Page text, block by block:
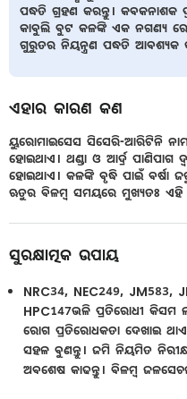
ପଦ୍ଧତି ଗ୍ରହଣ କରନ୍ତୁ। କବକନାଶକ
କାବୁଲି ବୁଟ କଳଙ୍କି ଏକ ନଗଣ୍ୟ
ଗୁରୁତର ନିୟନ୍ତ୍ରଣ ପଦ୍ଧତି ଆବଶ୍ୟକ
ଏହାର କାରଣ କଣ
ୟୁରୋମାଇସେସ ସିସେରି-ଆରିଟିନି
ହୋଇଥାଏ। ଥଣ୍ଡା ଓ ଆର୍ଦ୍ର
ହୋଇଥାଏ। କଳଙ୍କି ବୃଦ୍ଧି ପାଇଁ ବର୍ଷା
ଋତୁର ବିଳମ୍ବ ସମୟରେ ମୁଖ୍ୟତଃ ଏହି
ସୁରକ୍ଷାତ୍ମକ ଉପାୟ
NRC34, NEC249, JM583,
HPC147ଭଳି ପ୍ରତିରୋଧୀ କିସମ
ରୋଗ ପ୍ରତିରୋଧକତା ଦେଖାଇ
ସହଳ ବୁଣନ୍ତୁ। ଜମି ନିୟମିତ
ଅବଶେଷ କାଢନ୍ତୁ। ବିଳମ୍ବ